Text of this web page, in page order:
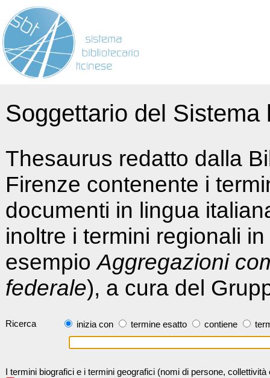
Soggettario del
Thesaurus redatto dalla
Firenze contenente i
documenti in lingua
inoltre i termini regionali
esempioAggregazioni
federale), a cura del
Ricerca inizia con termine esatto contiene
I termini biografici e i termini geografici (nomi di persone,